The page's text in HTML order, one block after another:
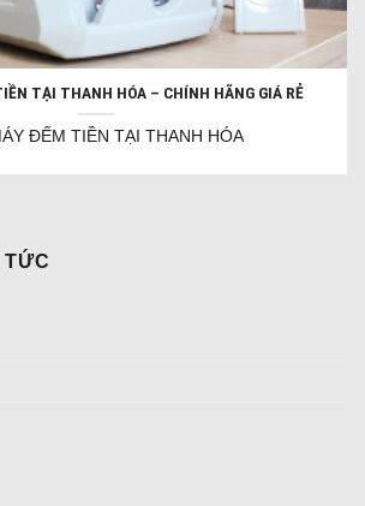
TẠI THANH HÓA – CHÍNH HÃNG GIÁ RẺ
ĐẾM TIỀN TẠI THANH HÓA
TỨC